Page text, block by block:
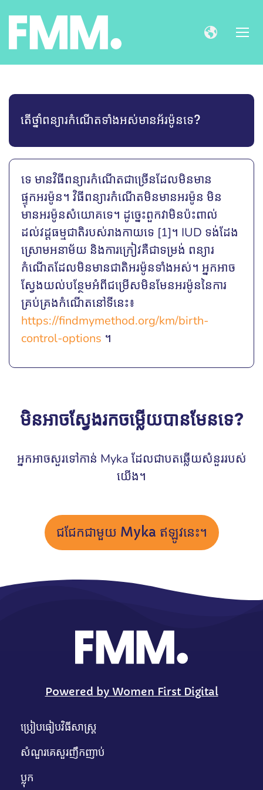
តើថ្នាំពន្យារកំណើតទាំងអស់មានអ័រម៉ូនទេ?
ទេ មានវិធីពន្យារកំណើតជាច្រើនដែលមិនមាន
ផ្ទុកអរម៉ូន។ វិធីពន្យារកំណើតមិនមានអរម៉ូន មិន
មានអរម៉ូនសំយោគទេ។ ដូច្នេះពួកវាមិនប៉ះពាល់
ដល់វដ្តធម្មជាតិរបស់រាងកាយទេ [1]។ IUD ទង់ដែង
ស្រោមអនាម័យ និងការក្រៀវគឺជាទម្រង់ ពន្យារ
កំណើតដែលមិនមានជាតិអរម៉ូនទាំងអស់។ អ្នកអាច
ស្វែងយល់បន្ថែមអំពីជម្រើសមិនមែនអរម៉ូននៃការ
គ្រប់គ្រងកំណើតនៅទីនេះ៖
https://findmymethod.org/km/birth-
control-options ។
មិនអាចស្វែងរកចម្លើយបានមែនទេ?
អ្នកអាចសួរទៅកាន់ Myka ដែលជាបតឆ្លើយសំនួររបស់
យើង។
ជជែកជាមួយ Myka ឥឡូវនេះ។
Powered by Women First Digital
ប្រៀបធៀបវិធីសាស្រ្ត
សំណួរគេសួរញឹកញាប់
ប្លុក